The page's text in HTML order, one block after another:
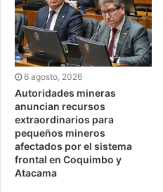
6 agosto, 2026
Autoridades mineras
anuncian recursos
extraordinarios para
pequeños mineros
afectados por el sistema
frontal en Coquimbo y
Atacama